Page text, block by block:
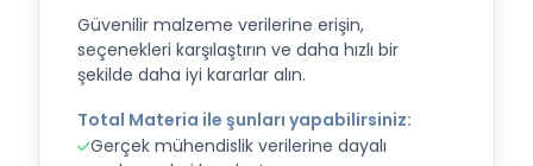
Güvenilir malzeme verilerine erişin,
seçenekleri karşılaştırın ve daha hızlı bir
şekilde daha iyi kararlar alın.
Total Materia ile şunları yapabilirsiniz:
Gerçek mühendislik verilerine dayalı